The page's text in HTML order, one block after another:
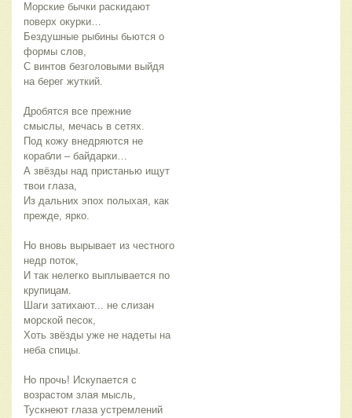
Морские бычки раскидают
поверх окурки…
Бездушные рыбины бьются о
формы слов,
С винтов безголовыми выйдя
на берег жуткий.
Дробятся все прежние
смыслы, мечась в сетях.
Под кожу внедряются не
корабли – байдарки…
А звёзды над пристанью ищут
твои глаза,
Из дальних эпох полыхая, как
прежде, ярко.
Но вновь вырывает из честного
недр поток,
И так нелегко выплывается по
крупицам.
Шаги затихают... не слизан
морской песок,
Хоть звёзды уже не надеты на
неба спицы.
Но прочь! Искупается с
возрастом злая мысль,
Тускнеют глаза устремлений